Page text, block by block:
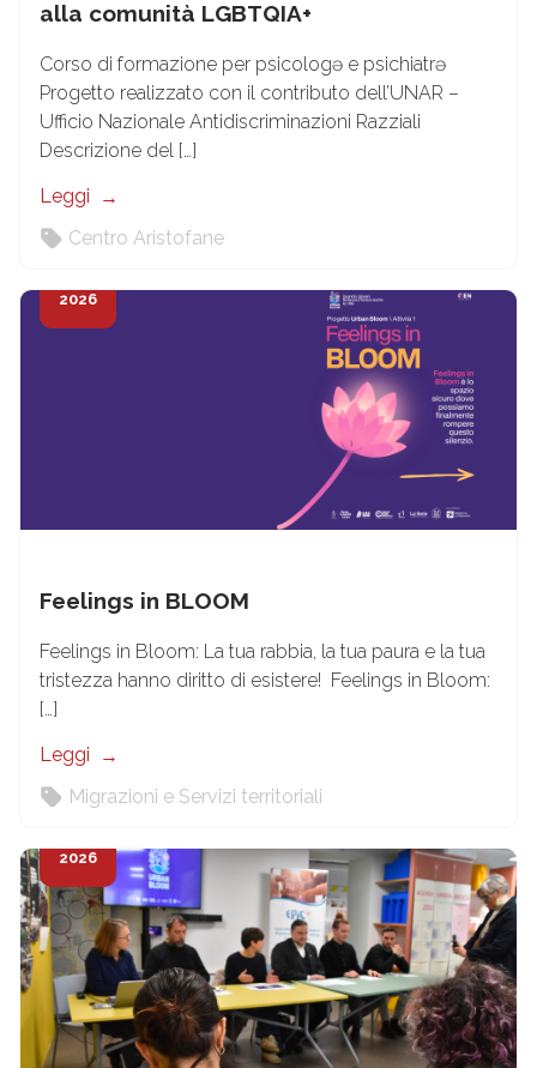
alla comunità LGBTQIA+
Corso di formazione per psicologə e psichiatrə
Progetto realizzato con il contributo dell’UNAR –
Ufficio Nazionale Antidiscriminazioni Razziali
Descrizione del […]
Leggi
Centro Aristofane
2026
Feelings in BLOOM
Feelings in Bloom: La tua rabbia, la tua paura e la tua
tristezza hanno diritto di esistere! Feelings in Bloom:
[…]
Leggi
Migrazioni e Servizi territoriali
19
2026